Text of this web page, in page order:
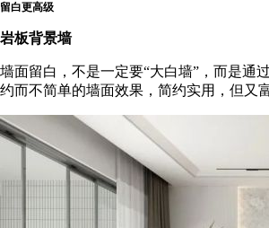
留白更高级
岩板背景墙
墙面留白，不是一定要“大白墙”，而是通
约而不简单的墙面效果，简约实用，但又